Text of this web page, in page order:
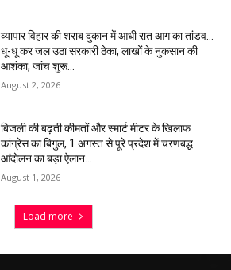
व्यापार विहार की शराब दुकान में आधी रात आग का तांडव…
धू-धू कर जल उठा सरकारी ठेका, लाखों के नुकसान की
आशंका, जांच शुरू…
August 2, 2026
बिजली की बढ़ती कीमतों और स्मार्ट मीटर के खिलाफ
कांग्रेस का बिगुल, 1 अगस्त से पूरे प्रदेश में चरणबद्ध
आंदोलन का बड़ा ऐलान…
August 1, 2026
Load more